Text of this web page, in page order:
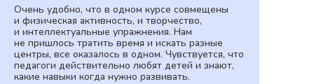
Очень удобно, что в одном курсе совмещены
и физическая активность, и творчество,
и интеллектуальные упражнения. Нам
не пришлось тратить время и искать разные
центры, все оказалось в одном. Чувствуется, что
педагоги действительно любят детей и знают,
какие навыки когда нужно развивать.